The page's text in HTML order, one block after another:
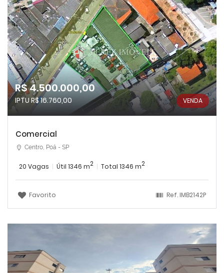
R$ 4.500.000,00
IPTU R$ 16.760,00 VENDA
Comercial
Centro, Poá - SP
20 Vagas Útil 1346 m2 Total 1346 m2
Favorito Ref. IMB2142P